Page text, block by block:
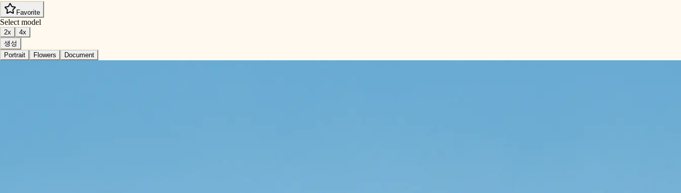
Favorite
Select model
2x
4x
생성
Portrait
Flowers Document